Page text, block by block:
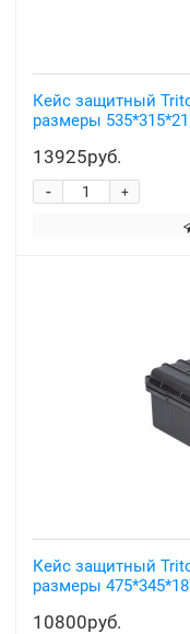
Кейс защитный
размеры
13925руб.
+
-
Кейс защитный
размеры
10800руб.